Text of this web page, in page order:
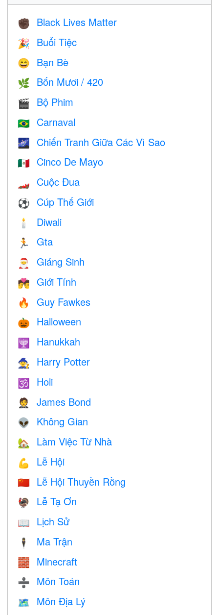
✊🏿 Black Lives Matter
🎉 Buổi Tiệc
😄 Bạn Bè
🌿 Bốn Mươi / 420
🎬 Bộ Phim
🇧🇷 Carnaval
🌌 Chiến Tranh Giữa Các Vì Sao
🇲🇽 Cinco De Mayo
🏎 Cuộc Đua
⚽ Cúp Thế Giới
🕯 Diwali
🏃 Gta
🎅 Giáng Sinh
💏 Giới Tính
🔥 Guy Fawkes
🎃 Halloween
🕎 Hanukkah
🧙 Harry Potter
🕉 Holi
🤵 James Bond
👽 Không Gian
🏡 Làm Việc Từ Nhà
💪 Lễ Hội
🇨🇳 Lễ Hội Thuyền Rồng
🦃 Lễ Tạ Ơn
📖 Lịch Sử
🕴️ Ma Trận
🧱 Minecraft
➗ Môn Toán
🗺
Môn Địa Lý